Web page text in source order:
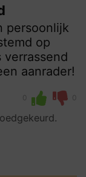
persoonlijk
op
aanrader!
0 0